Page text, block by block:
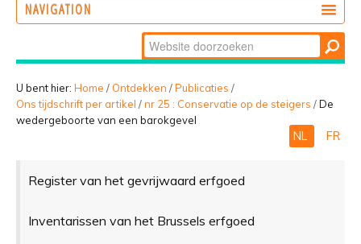
NAVIGATION
BELEVEN
Zoek
Geavanceerd
zoeken...
U bent hier: Home / Ontdekken /Publicaties /
Ons tijdschrift per artikel /nr 25 : Conservatie op de steigers /De
wedergeboorte van een barokgevel
NL FR
Register van het gevrijwaard erfgoed
Inventarissen van het Brussels erfgoed